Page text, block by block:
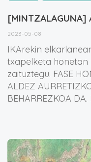
[MINTZALAGUNA]
2023-05-08
IKArekin
txapelketa
zaituztegu. FASE
ALDEZ
BEHARREZKOA